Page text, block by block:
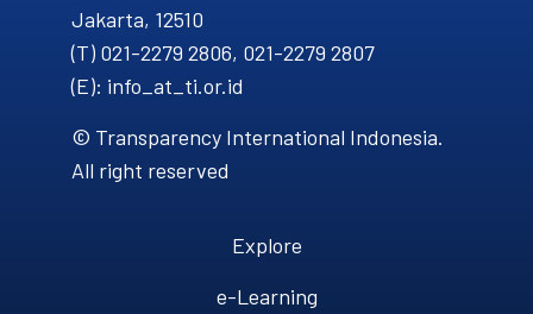
Jakarta, 12510
(T) 021-2279 2806, 021-2279 2807
(E): info_at_ti.or.id
© Transparency International Indonesia.
All right reserved
Explore
e-Learning